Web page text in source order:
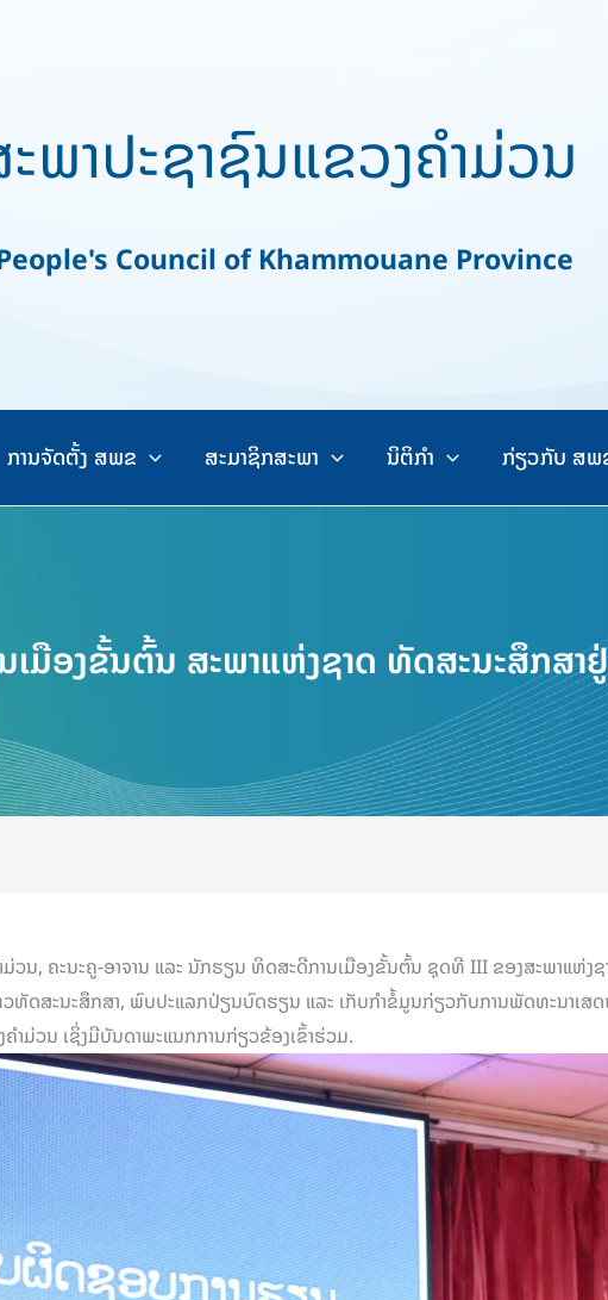
ພາປະຊາຊົນແຂວງຄຳມ່ວນ
Council of Khammouane Province
ການຈັດຕັ້ງ ສພຂ ສະມາຊິກສະພາ ນິຕິກຳ ກ່ຽວກັບ ສພ
ມືອງຂັ້ນຕົ້ນ ສະພາແຫ່ງຊາດ ທັດສະນະສຶກສາ
ະນະຄູ-ອາຈານ ແລະ ນັກຮຽນ ທິດສະດີການເມືອງຂັ້ນຕົ້ນ ຊຸດທີ III ຂອງສະພາແຫ່ງຊາ
ດສະນະສຶກສາ, ພົບປະແລກປ່ຽນບົດຮຽນ ແລະ ເກັບກຳຂໍ້ມູນກ່ຽວກັບການພັດທະນາເສດ
າມ່ວນ ເຊິ່ງມີບັນດາພະແນກການກ່ຽວຂ້ອງເຂົ້າຮ່ວມ.